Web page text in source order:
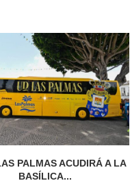
PALMAS ACUDIRÁ A LA
BASÍLICA...